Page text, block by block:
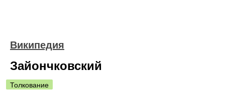
Википедия
Зайончковский
Толкование